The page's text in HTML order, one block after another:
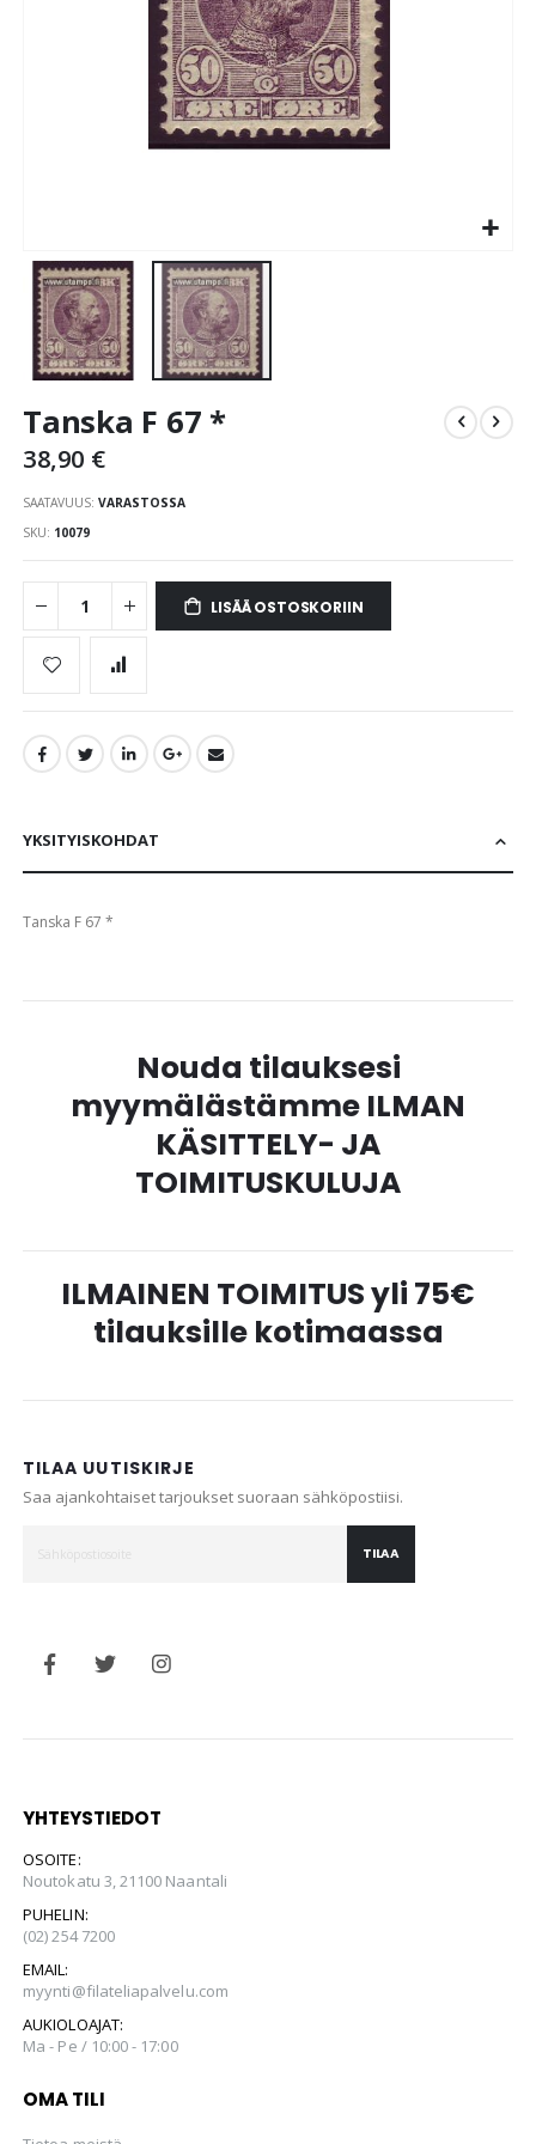
to
beginning
images
gallery
Tanska F 67 *
38,90 €
SAATAVUUS: VARASTOSSA
SKU 10079
LISÄÄ OSTOSKORIIN
YKSITYISKOHDAT
Tanska F 67 *
Nouda tilauksesi
myymälästämme ILMAN
KÄSITTELY- JA
TOIMITUSKULUJA
ILMAINEN TOIMITUS yli 75€
tilauksille kotimaassa
TILAA UUTISKIRJE
Saa ajankohtaiset tarjoukset suoraan sähköpostiisi.
TILAA
YHTEYSTIEDOT
OSOITE:
Noutokatu 3, 21100 Naantali
PUHELIN:
(02) 254 7200
EMAIL:
myynti@filateliapalvelu.com
AUKIOLOAJAT:
Ma - Pe / 10:00 - 17:00
OMA TILI